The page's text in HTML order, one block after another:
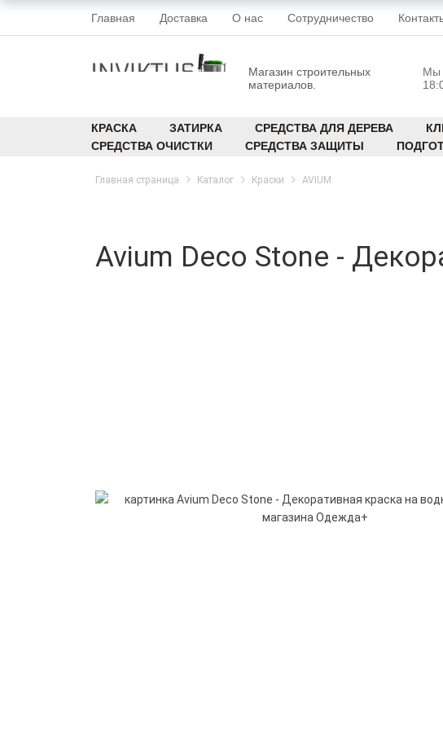
Главная Доставка О нас Сотрудничество
Магазин строительных
материалов.
Мы
КРАСКА ЗАТИРКА СРЕДСТВА ДЛЯ ДЕРЕВА
СРЕДСТВА ОЧИСТКИ
СРЕДСТВА ЗАЩИТЫ
Главная страница Каталог Краски AVIUM
Avium Deco Stone -